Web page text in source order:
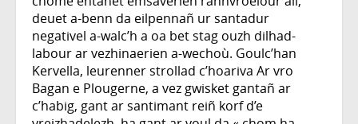
deuet a-benn da eilpennañ ur santadur
negativel a-walc’h a oa bet stag ouzh dilhad-
labour ar vezhinaerien a-wechoù. Goulc’han
Kervella, leurenner strollad c’hoariva Ar vro
Bagan e Plougerne, a vez gwisket gantañ ar
c’habig, gant ar santimant reiñ korf d’e